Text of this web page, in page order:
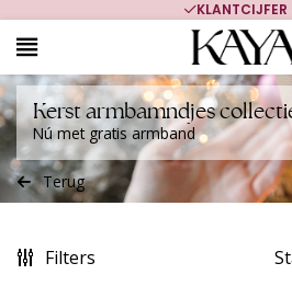
KLANTCIJFER
Kerst armbamndjes
Nú met gratis armband
Terug
Filters